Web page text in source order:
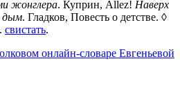
жонглера. Куприн, Allez! Наверх
дым. Гладков, Повесть о детстве. ◊
. свистать.
онлайн-словаре Евгеньевой